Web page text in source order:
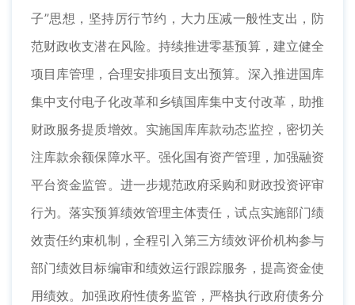
子”思想，坚持厉行节约，大力压减一般性支出，防
范财政收支潜在风险。持续推进零基预算，建立健全
项目库管理，合理安排项目支出预算。深入推进国库
集中支付电子化改革和乡镇国库集中支付改革，助推
财政服务提质增效。实施国库库款动态监控，密切关
注库款余额保障水平。强化国有资产管理，加强融资
平台资金监管。进一步规范政府采购和财政投资评审
行为。落实预算绩效管理主体责任，试点实施部门绩
效责任约束机制，全程引入第三方绩效评价机构参与
部门绩效目标编审和绩效运行跟踪服务，提高资金使
用绩效。加强政府性债务监管，严格执行政府债务分